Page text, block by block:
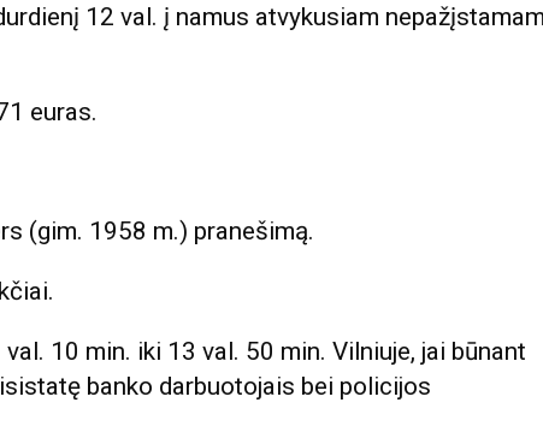
12 val. į namus atvykusiam
euras.
(gim. 1958 m.) pranešimą.
10 min. iki 13 val. 50 min. Vilniuje, jai būnant
banko darbuotojais bei policijos